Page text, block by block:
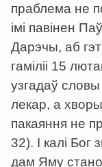
праблема не
імі павінен
Дарэчы, аб
гаміліі 15
узгадаў
лекар, а
пакаяння не
32). І калі Бог
дам Яму